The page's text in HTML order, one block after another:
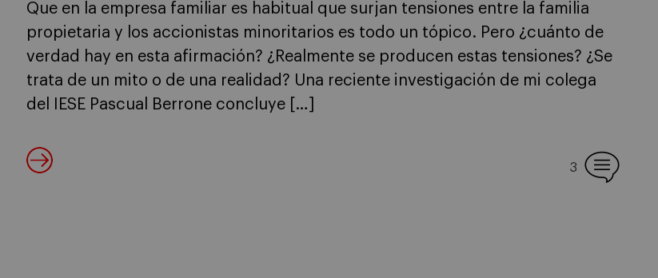
Que en la empresa familiar es habitual que surjan tensiones entre la familia
propietaria y los accionistas minoritarios es todo un tópico. Pero ¿cuánto de
verdad hay en esta afirmación? ¿Realmente se producen estas tensiones? ¿Se
trata de un mito o de una realidad? Una reciente investigación de mi colega
del IESE Pascual Berrone concluye […]
3